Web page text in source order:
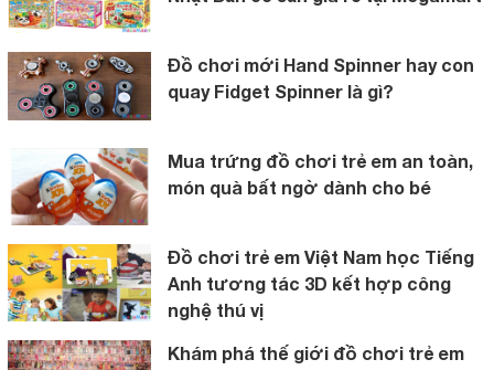
Đồ chơi mới Hand Spinner hay con
quay Fidget Spinner là gì?
Mua trứng đồ chơi trẻ em an toàn,
món quà bất ngờ dành cho bé
Đồ chơi trẻ em Việt Nam học Tiếng
Anh tương tác 3D kết hợp công
nghệ thú vị
Khám phá thế giới đồ chơi trẻ em